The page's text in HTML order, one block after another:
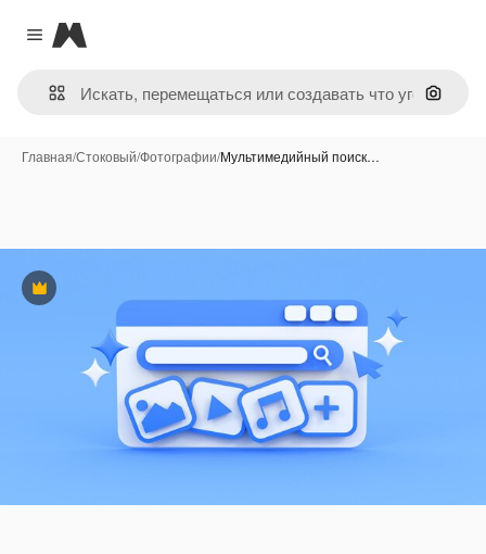
Close menu
Magnific
Поиск
Главная/Стоковый/Фотографии/Мультимедийный поиск…
Премиум